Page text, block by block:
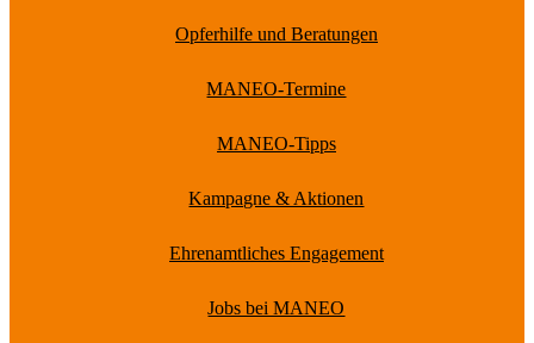
Opferhilfe und Beratungen
MANEO-Termine
MANEO-Tipps
Kampagne & Aktionen
Ehrenamtliches Engagement
Jobs bei MANEO